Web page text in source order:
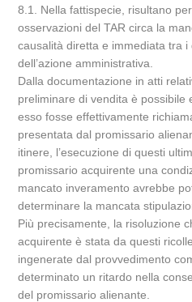
8.1. Nella fattispecie, risultano
osservazioni del TAR circa la
causalità diretta e immediata tra i
dell’azione amministrativa.
Dalla documentazione in atti
preliminare di vendita è possibile
esso fosse effettivamente
presentata dal promissario
itinere, l’esecuzione di questi
promissario acquirente una
mancato inveramento avrebbe
determinare la mancata
Più precisamente, la risoluzione
acquirente è stata da questi
ingenerate dal provvedimento
determinato un ritardo nella
del promissario alienante.